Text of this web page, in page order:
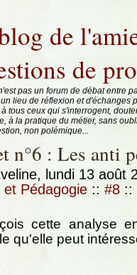
de
de
pas un forum de débat entre
lieu de réflexion et d'échanges
tous ceux qui s'interrogent,
à la pratique du métier, sans
non polémique...
n°6 : Les anti
lundi 13 août
et Pédagogie :: #8 ::
cette analyse
qu'elle peut